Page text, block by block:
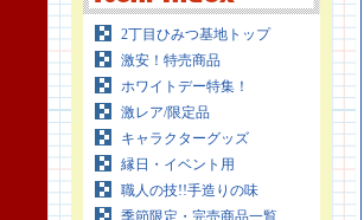
2丁目ひみつ基地トップ
激安！特売商品
ホワイトデー特集！
激レア/限定品
キャラクターグッズ
縁日・イベント用
職人の技!!手造りの味
季節限定・完売商品一覧